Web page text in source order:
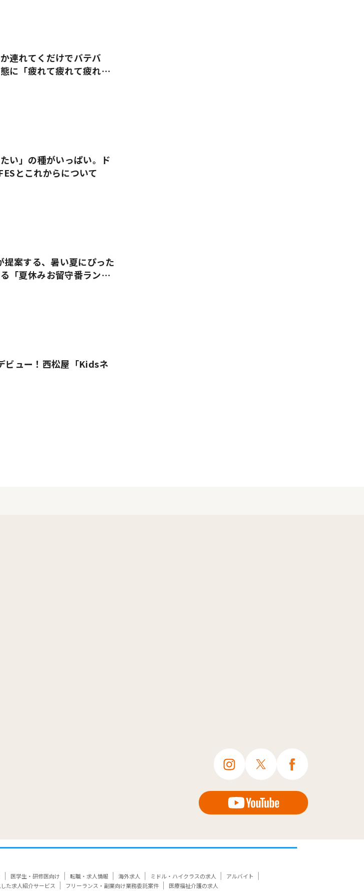
連れてくだけでバテバ
に「疲れて疲れて疲れ果
い」の種がいっぱい。ド
とこれからについて
案する、暑い夏にぴった
「夏休みお留守番ラン
ュー！西松屋「Kidsネ
医学生・研修医向け 転職・求人情報 海外求人 ミドル・ハイクラスの求人
アルバイト
た求人紹介サービス フリーランス・副業向け業務委託案件 医療福祉介護の求人